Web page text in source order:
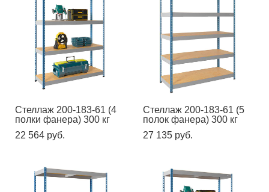
Стеллаж 200-183-61 (4
полки фанера) 300 кг
22 564 pуб.
Стеллаж 200-183-61 (5
полок фанера) 300 кг
27 135 pуб.